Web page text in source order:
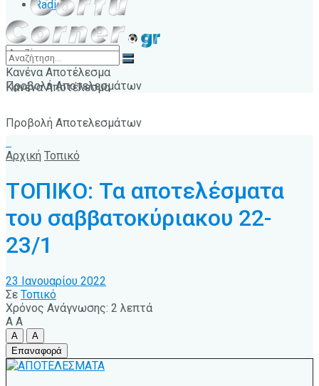
Radio
Κανένα Αποτέλεσμα
Προβολή Αποτελεσμάτων
Κανένα Αποτέλεσμα
Προβολή Αποτελεσμάτων
Αρχική Τοπικό
ΤΟΠΙΚΟ: Τα αποτελέσματα
του σαββατοκύριακου 22-
23/1
23 Ιανουαρίου 2022
Σε Τοπικό
Χρόνος Ανάγνωσης: 2 λεπτά
A A
A
A
Επαναφορά